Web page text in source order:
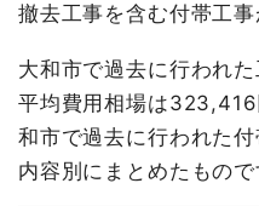
撤去工事を含む付帯工事
大和市で過去に行われ
平均費用相場は
和市で過去に行われた
内容別にまとめたもので